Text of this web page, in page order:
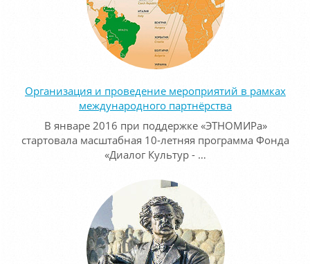
Организация и проведение мероприятий в рамках
международного партнёрства
В январе 2016 при поддержке «ЭТНОМИРа»
стартовала масштабная 10-летняя программа Фонда
«Диалог Культур - …